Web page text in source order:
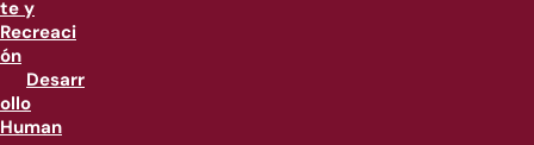
te y
Recreaci
ón
Desarr
ollo
Human